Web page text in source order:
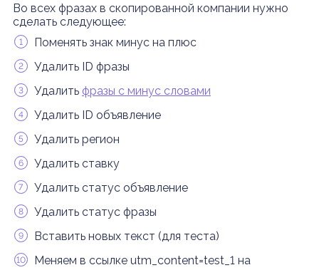
Во всех фразах в скопированной компании нужно
сделать следующее:
Поменять знак минус на плюс
Удалить ID фразы
Удалить фразы с минус словами
Удалить ID объявление
Удалить регион
Удалить ставку
Удалить статус объявление
Удалить статус фразы
Вставить новых текст (для теста)
Меняем в ссылке utm_content=test_1 на